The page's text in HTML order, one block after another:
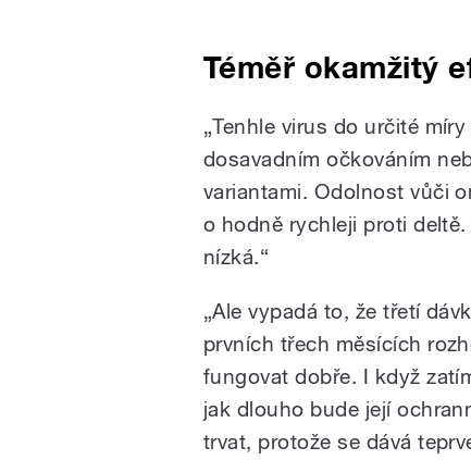
Téměř okamžitý
„Tenhle virus do určité
dosavadním očkováním
variantami. Odolnost vůči
o hodně rychleji proti
nízká.“
„Ale vypadá to, že třetí
prvních třech měsících
fungovat dobře. I když
jak dlouho bude její
trvat, protože se dává